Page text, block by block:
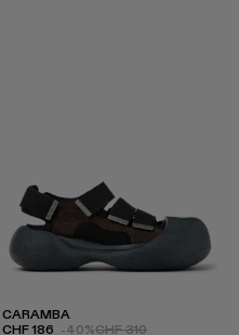
CARAMBA
CHF 186 -40%CHF 310